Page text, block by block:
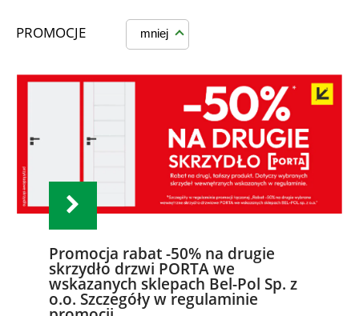
PROMOCJE mniej
Promocja rabat -50% na drugie
skrzydło drzwi PORTA we
wskazanych sklepach Bel-Pol Sp. z
o.o. Szczegóły w regulaminie